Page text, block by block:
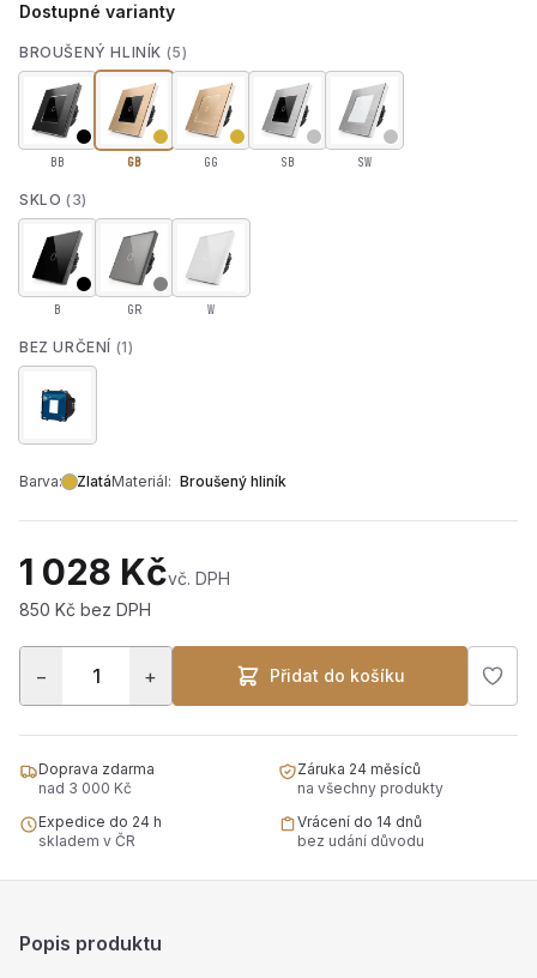
Dostupné varianty
BROUŠENÝ HLINÍK (5)
BB GB GG SB SW
SKLO (3)
B GR W
BEZ URČENÍ (1)
Barva: ZlatáMateriál: Broušený hliník
1 028 Kčvč. DPH
850 Kč bez DPH
− + Přidat do košíku
Doprava zdarma
nad 3 000 Kč
Záruka 24 měsíců
na všechny produkty
Expedice do 24 h
skladem v ČR
Vrácení do 14 dnů
bez udání důvodu
Popis produktu